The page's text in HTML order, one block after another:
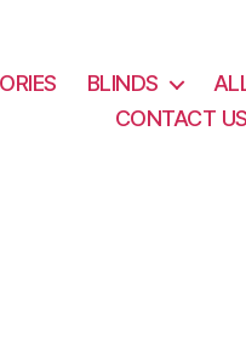
BLINDS
CONTACT